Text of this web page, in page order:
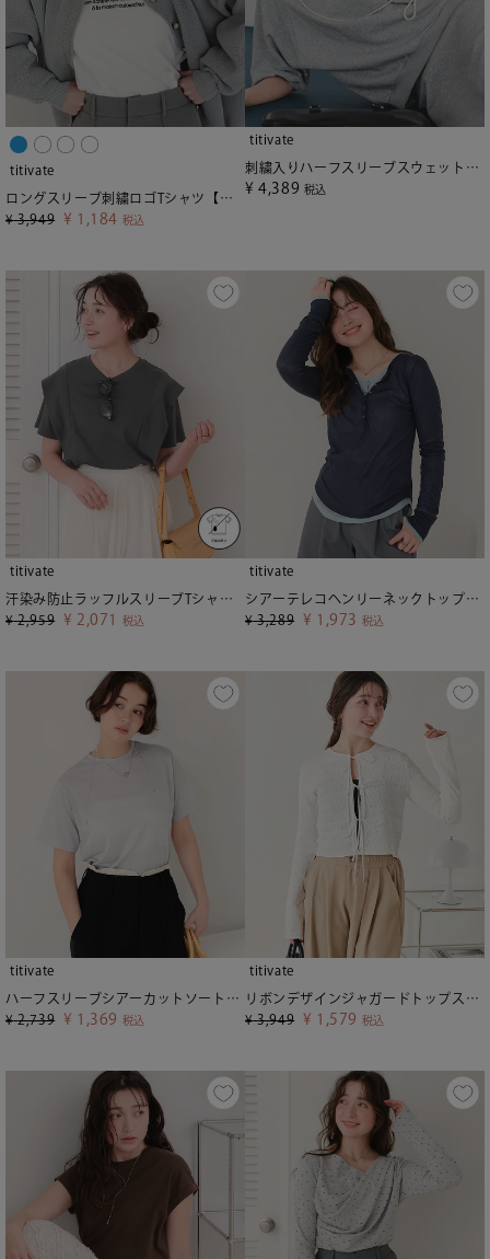
titivate
ロングスリーブ刺繍ロゴTシャツ【メール便可／90】
¥ 3,949 ¥ 1,184 税込
titivate
刺繍入りハーフスリーブスウェットプルオーバー
¥ 4,389 税込
titivate
汗染み防止ラッフルスリーブTシャツ【メール便可／100】
¥ 2,959 ¥ 2,071 税込
titivate
シアーテレコヘンリーネックトップス【メール便可／85】
¥ 3,289 ¥ 1,973 税込
titivate
ハーフスリーブシアーカットソートップス【メール便可／50】
¥ 2,739 ¥ 1,369 税込
titivate
リボンデザインジャガードトップス【メール便可／100】
¥ 3,949 ¥ 1,579 税込